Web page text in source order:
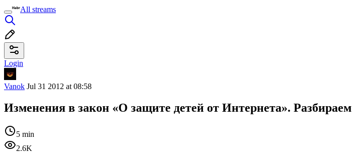
All streams
Login
Vanok Jul 31 2012 at 08:58
Изменения в закон «О защите детей от Интернета».
5 min
2.6K